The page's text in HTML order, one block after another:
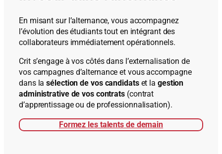
En misant sur l’alternance, vous accompagnez
l’évolution des étudiants tout en intégrant des
collaborateurs immédiatement opérationnels.
Crit s’engage à vos côtés dans l’externalisation de
vos campagnes d’alternance et vous accompagne
dans lasélection de vos candidatset la gestion
administrative de vos contrats (contrat
d’apprentissage ou de professionnalisation).
Formez les talents de demain